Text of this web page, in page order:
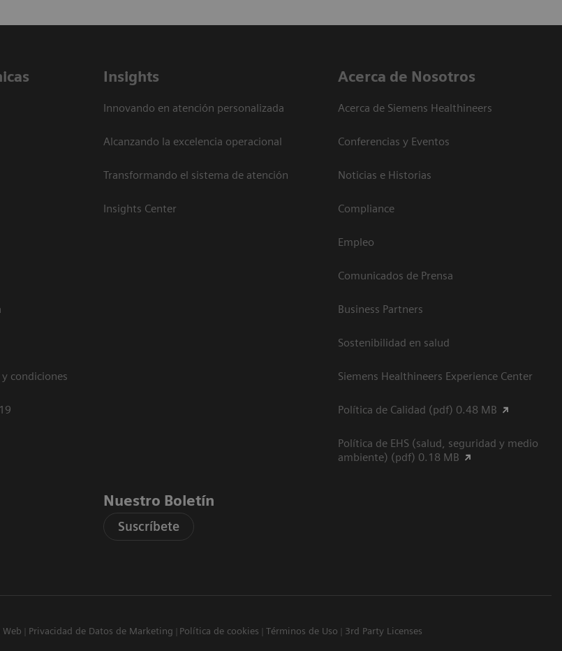
condiciones
Insights
Innovando en atención personalizada
Alcanzando la excelencia operacional
Transformando el sistema de atención
Insights Center
Acerca de Nosotros
Acerca de Siemens Healthineers
Conferencias y Eventos
Noticias e Historias
Compliance
Empleo
Comunicados de Prensa
Business Partners
Sostenibilidad en salud
Siemens Healthineers Experience Center
Política de Calidad (pdf) 0.48 MB
Política de EHS (salud, seguridad y medio
ambiente) (pdf) 0.18 MB
Nuestro Boletín
Suscríbete
Privacidad de Datos de Marketing Política de cookies Términos de Uso 3rd Party Licenses